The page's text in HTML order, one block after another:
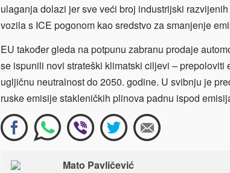
ulaganja dolazi jer sve veći broj industrijski
vozila s ICE pogonom kao sredstvo za smanjenje
EU također gleda na potpunu zabranu prodaje
se ispunili novi strateški klimatski ciljevi –
ugljičnu neutralnost do 2050. godine. U svibnju je
ruske emisije stakleničkih plinova padnu ispod
Mato Pavličević